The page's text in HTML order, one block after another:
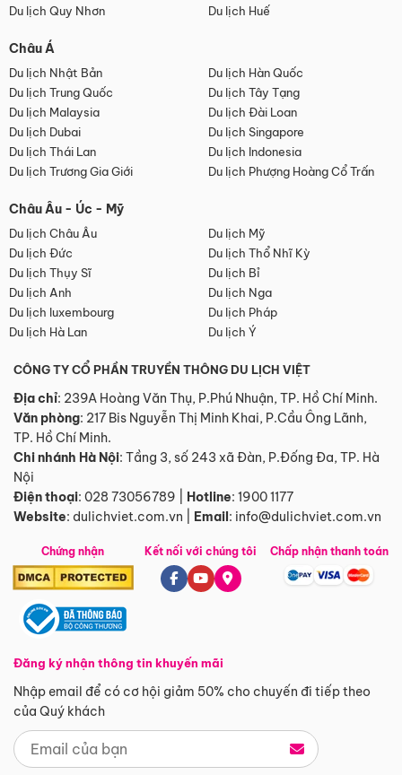
Du lịch Quy Nhơn
Du lịch Huế
Châu Á
Du lịch Nhật Bản
Du lịch Hàn Quốc
Du lịch Trung Quốc
Du lịch Tây Tạng
Du lịch Malaysia
Du lịch Đài Loan
Du lịch Dubai
Du lịch Singapore
Du lịch Thái Lan
Du lịch Indonesia
Du lịch Trương Gia Giới
Du lịch Phượng Hoàng Cổ Trấn
Châu Âu - Úc - Mỹ
Du lịch Châu Âu
Du lịch Mỹ
Du lịch Đức
Du lịch Thổ Nhĩ Kỳ
Du lịch Thụy Sĩ
Du lịch Bỉ
Du lịch Anh
Du lịch Nga
Du lịch luxembourg
Du lịch Pháp
Du lịch Hà Lan
Du lịch Ý
CÔNG TY CỔ PHẦN TRUYỀN THÔNG DU LỊCH VIỆT
Địa chỉ: 239A Hoàng Văn Thụ, P.Phú Nhuận, TP. Hồ Chí Minh.
Văn phòng: 217 Bis Nguyễn Thị Minh Khai, P.Cầu Ông Lãnh,
TP. Hồ Chí Minh.
Chi nhánh Hà Nội: Tầng 3, số 243 xã Đàn, P.Đống Đa, TP. Hà
Nội
Điện thoại: 028 73056789 Hotline: 1900 1177
Website: dulichviet.com.vn Email: info@dulichviet.com.vn
Chứng nhận
Đăng ký nhận thông tin khuyến mãi
Nhập email để có cơ hội giảm 50% cho chuyến đi tiếp theo
của Quý khách
Kết nối với chúng tôi Chấp nhận thanh toán